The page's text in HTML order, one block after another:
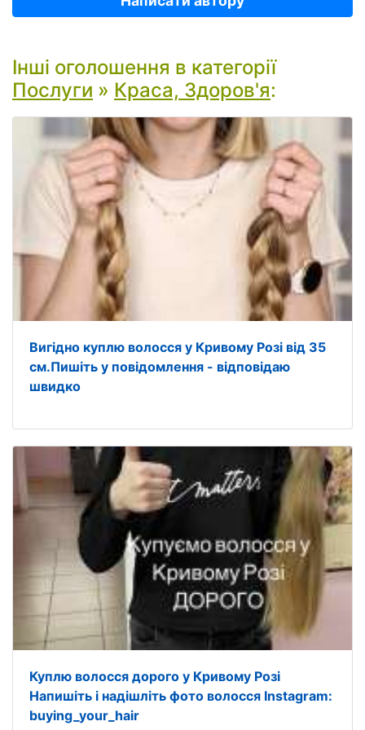
Інші оголошення в категорії
Послуги » Краса, Здоров'я:
Вигідно куплю волосся у Кривому Розі від 35
см.Пишіть у повідомлення - відповідаю
швидко
Куплю волосся дорого у Кривому Розі
Напишіть і надішліть фото волосся Instagram:
buying_your_hair